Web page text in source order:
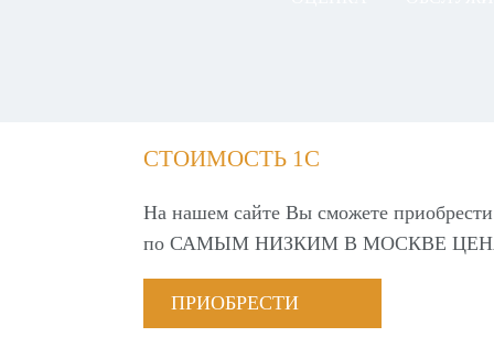
СТОИМОСТЬ 1С
На нашем сайте Вы сможете
по САМЫМ НИЗКИМ В МОСКВЕ
ПРИОБРЕСТИ